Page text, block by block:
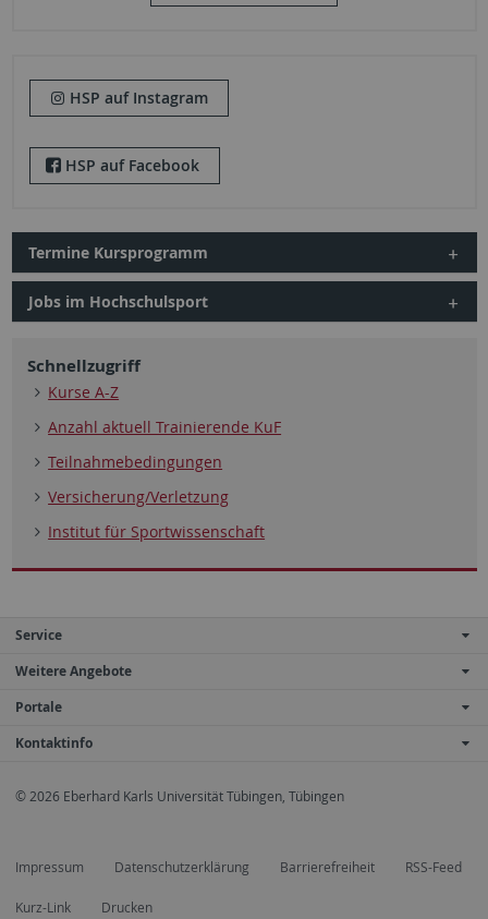
HSP auf Instagram
HSP auf Facebook
Termine Kursprogramm
Jobs im Hochschulsport
Schnellzugriff
Kurse A-Z
Anzahl aktuell Trainierende KuF
Teilnahmebedingungen
Versicherung/Verletzung
Institut für Sportwissenschaft
Service
Weitere Angebote
Portale
Kontaktinfo
© 2026 Eberhard Karls Universität Tübingen, Tübingen
Impressum Datenschutzerklärung Barrierefreiheit RSS-Feed
Kurz-Link Drucken